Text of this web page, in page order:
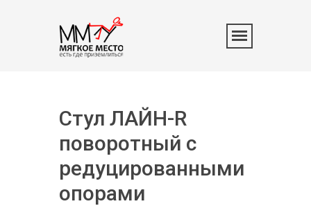
Стул ЛАЙН-R
поворотный с
редуцированными
опорами